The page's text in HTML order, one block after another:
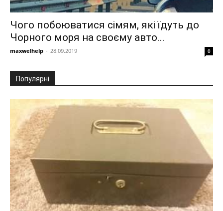
Чого побоюватися сімям, які їдуть до
Чорного моря на своєму авто...
maxwelhelp - 28.09.2019 0
Популярні